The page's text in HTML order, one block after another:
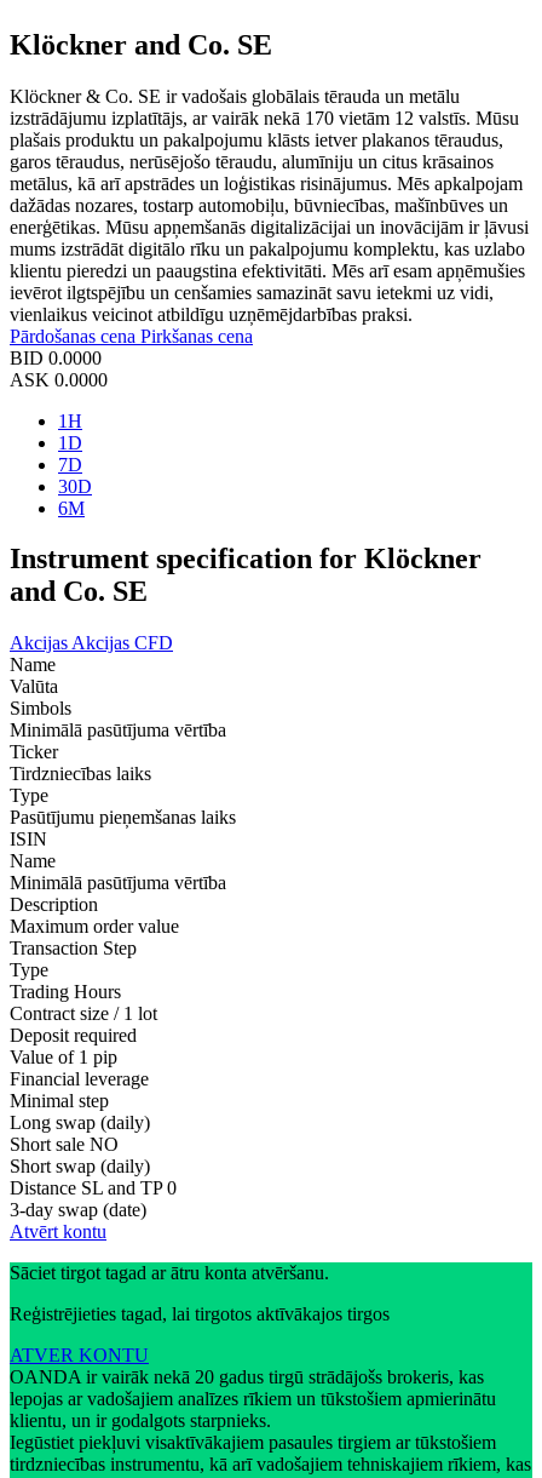
Klöckner and Co. SE
Klöckner & Co. SE ir vadošais globālais tērauda un metālu
izstrādājumu izplatītājs, ar vairāk nekā 170 vietām 12 valstīs. Mūsu
plašais produktu un pakalpojumu klāsts ietver plakanos tēraudus,
garos tēraudus, nerūsējošo tēraudu, alumīniju un citus krāsainos
metālus, kā arī apstrādes un loģistikas risinājumus. Mēs apkalpojam
dažādas nozares, tostarp automobiļu, būvniecības, mašīnbūves un
enerģētikas. Mūsu apņemšanās digitalizācijai un inovācijām ir ļāvusi
mums izstrādāt digitālo rīku un pakalpojumu komplektu, kas uzlabo
klientu pieredzi un paaugstina efektivitāti. Mēs arī esam apņēmušies
ievērot ilgtspējību un cenšamies samazināt savu ietekmi uz vidi,
vienlaikus veicinot atbildīgu uzņēmējdarbības praksi.
Pārdošanas cena Pirkšanas cena
BID 0.0000
ASK 0.0000
1H
1D
7D
30D
6M
Instrument specification for Klöckner
and Co. SE
Akcijas Akcijas CFD
Name
Valūta
Simbols
Minimālā pasūtījuma vērtība
Ticker
Tirdzniecības laiks
Type
Pasūtījumu pieņemšanas laiks
ISIN
Name
Minimālā pasūtījuma vērtība
Description
Maximum order value
Transaction Step
Type
Trading Hours
Contract size / 1 lot
Deposit required
Value of 1 pip
Financial leverage
Minimal step
Long swap (daily)
Short sale NO
Short swap (daily)
Distance SL and TP 0
3-day swap (date)
Atvērt kontu
Sāciet tirgot tagad ar ātru konta atvēršanu.
Reģistrējieties tagad, lai tirgotos aktīvākajos tirgos
ATVER KONTU
OANDA ir vairāk nekā 20 gadus tirgū strādājošs brokeris, kas
lepojas ar vadošajiem analīzes rīkiem un tūkstošiem apmierinātu
klientu, un ir godalgots starpnieks.
Iegūstiet piekļuvi visaktīvākajiem pasaules tirgiem ar tūkstošiem
tirdzniecības instrumentu, kā arī vadošajiem tehniskajiem rīkiem, kas